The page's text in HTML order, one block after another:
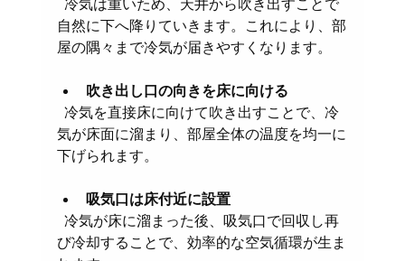
自然に下へ降りていきます。これにより、部
屋の隅々まで冷気が届きやすくなります。
吹き出し口の向きを床に向ける
気が床面に溜まり、部屋全体の温度を均一に
下げられます。
吸気口は床付近に設置
び冷却することで、効率的な空気循環が生ま